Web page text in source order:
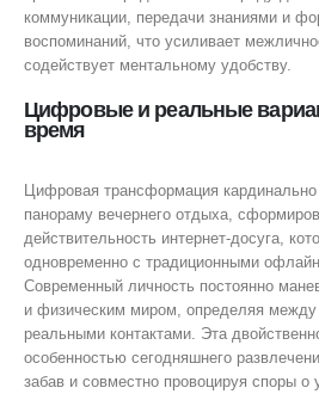
коммуникации, передачи знаниями и
воспоминаний, что усиливает
содействует ментальному удобству.
Цифровые и реальные
время
Цифровая трансформация
панораму вечернего отдыха,
действительность интернет-досуга,
одновременно с традиционными
Современный личность постоянно
и физическим миром, определяя
реальными контактами. Эта
особенностью сегодняшнего
забав и совместно провоцируя споры о